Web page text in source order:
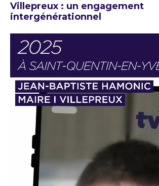
Villepreux : un engagement
intergénérationnel